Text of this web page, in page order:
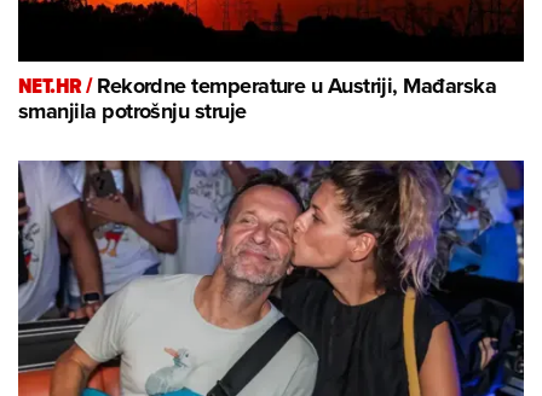
NET.HR /Rekordne temperature u Austriji, Mađarska
smanjila potrošnju struje